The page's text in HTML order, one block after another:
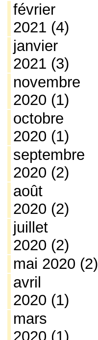
février
2021 (4)
janvier
2021 (3)
novembre
2020 (1)
octobre
2020 (1)
septembre
2020 (2)
août
2020 (2)
juillet
2020 (2)
mai 2020 (2)
avril
2020 (1)
mars
2020 (1)